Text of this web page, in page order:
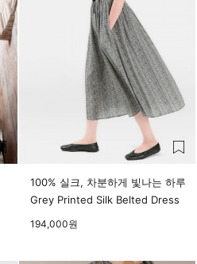
100% 실크, 차분하게 빛나는 하루
Grey Printed Silk Belted Dress
194,000원